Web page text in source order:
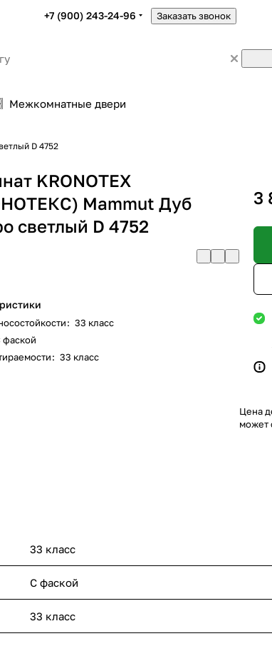
+7 (900) 243-24-96 Заказать звонок
Межкомнатные двери
D 4752
KRONOTEX
Mammut Дуб
светлый D 4752
: 33 класс
фаской
: 33 класс
3
Цена
может
33 класс
С фаской
33 класс